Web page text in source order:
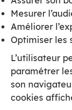
Mesurer
Améliorer
Optimiser les
L’utilisateur
paramétrer
son
cookies